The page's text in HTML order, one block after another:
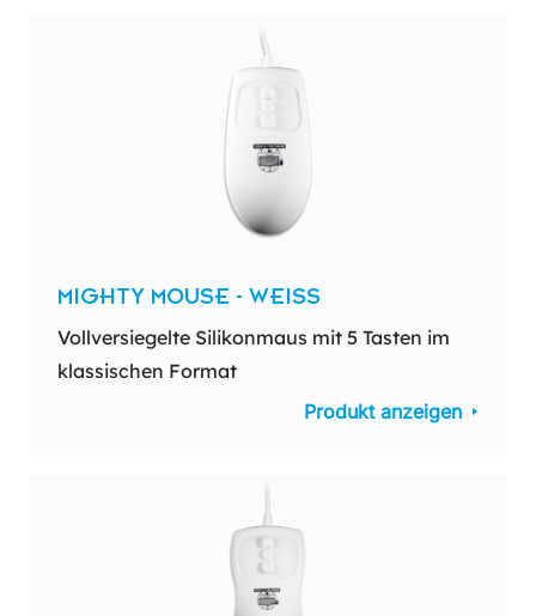
MIGHTY MOUSE - WEISS
Vollversiegelte Silikonmaus mit 5 Tasten im
klassischen Format
Produkt anzeigen